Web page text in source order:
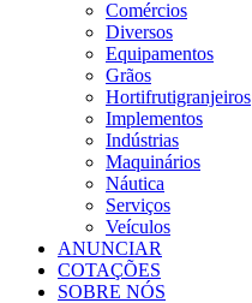
Comércios
Diversos
Equipamentos
Grãos
Hortifrutigranjeiros
Implementos
Indústrias
Maquinários
Náutica
Serviços
Veículos
ANUNCIAR
COTAÇÕES
SOBRE NÓS